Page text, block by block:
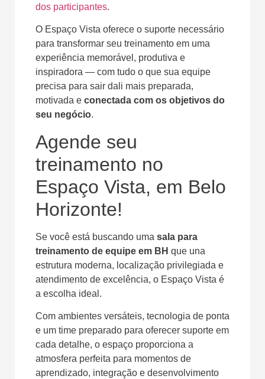
dos participantes.
O Espaço Vista oferece o suporte necessário
para transformar seu treinamento em uma
experiência memorável, produtiva e
inspiradora — com tudo o que sua equipe
precisa para sair dali mais preparada,
motivada e conectada com os objetivos do
seu negócio.
Agende seu
treinamento no
Espaço Vista, em Belo
Horizonte!
Se você está buscando uma sala para
treinamento de equipe em BH que una
estrutura moderna, localização privilegiada e
atendimento de excelência, o Espaço Vista é
a escolha ideal.
Com ambientes versáteis, tecnologia de ponta
e um time preparado para oferecer suporte em
cada detalhe, o espaço proporciona a
atmosfera perfeita para momentos de
aprendizado, integração e desenvolvimento